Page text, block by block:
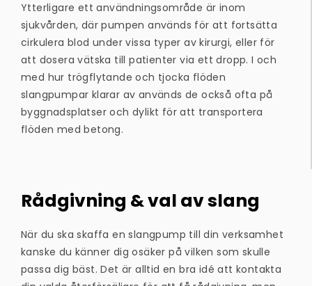
Ytterligare ett användningsområde är inom
sjukvården, där pumpen används för att fortsätta
cirkulera blod under vissa typer av kirurgi, eller för
att dosera vätska till patienter via ett dropp. I och
med hur trögflytande och tjocka flöden
slangpumpar klarar av används de också ofta på
byggnadsplatser och dylikt för att transportera
flöden med betong.
Rådgivning & val av slang
När du ska skaffa en slangpump till din verksamhet
kanske du känner dig osäker på vilken som skulle
passa dig bäst. Det är alltid en bra idé att kontakta